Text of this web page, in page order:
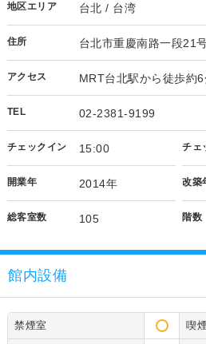
地区エリア 台北 / 台湾
住所 台北市重慶南路一段21
アクセス MRT台北駅から徒歩約
TEL 02-2381-9199
チェックイン 15:00 チェ
開業年 2014年 改築
総客室数 105 階数
館内設備
禁煙室 喫